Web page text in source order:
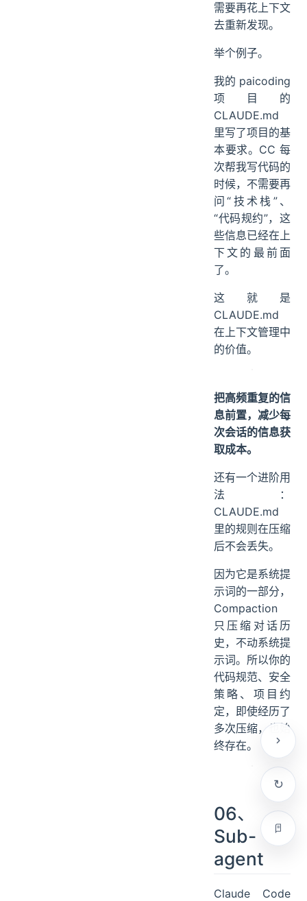
需要再花上下文
去重新发现。
举个例子。
我的 paicoding
项目的
CLAUDE.md
里写了项目的基
本要求。CC 每
次帮我写代码的
时候，不需要再
问“技术栈”、
“代码规约”，这
些信息已经在上
下文的最前面
了。
这就是
CLAUDE.md
在上下文管理中
的价值。
把高频重复的信
息前置，减少每
次会话的信息获
取成本。
还有一个进阶用
法：
CLAUDE.md
里的规则在压缩
后不会丢失。
因为它是系统提
示词的一部分，
Compaction
只压缩对话历
史，不动系统提
示词。所以你的
代码规范、安全
策略、项目约
定，即使经历了
多次压缩，也始
终存在。
06、
Sub-
agent
Claude Code